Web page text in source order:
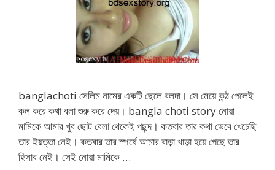
banglachoti সেলিম নামের একটি ছেলে বলদা। সে মেয়ে কন্ঠ পেলেই
কল করে কথা বলা শুরু করে দেয়। bangla choti story নোয়া
মামিকে আমার খুব ছোট বেলা থেকেই পছন্দ। কতবার তার কথা ভেবে খেচেছি
তার ইয়ত্তা নেই। কতবার তার স্পর্ষে আমার বাড়া খাড়া হয়ে গেছে তার
হিসাব নেই। সেই নোয়া মামিকে …